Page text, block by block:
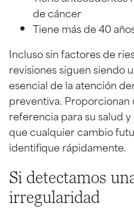
de cáncer
Tiene más de 40
Incluso sin factores de
revisiones siguen siendo
esencial de la atención
preventiva. Proporcionan
referencia para su salud
que cualquier cambio
identifique rápidamente.
Si detectamos
irregularidad